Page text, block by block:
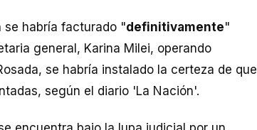
se habría facturado "definitivamente"
general, Karina Milei, operando
se habría instalado la certeza de que
según el diario 'La Nación'.